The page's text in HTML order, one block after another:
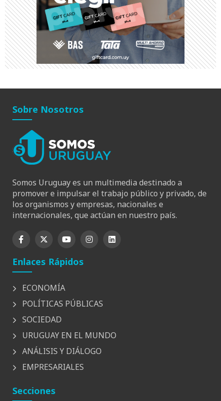
Sobre Nosotros
Somos Uruguay es un multimedia destinado a
promover e impulsar el trabajo público y privado, de
los organismos y empresas, nacionales e
internacionales, que actúan en nuestro país.
Enlaces Rápidos
ECONOMÍA
POLÍTICAS PÚBLICAS
SOCIEDAD
URUGUAY EN EL MUNDO
ANÁLISIS Y DIÁLOGO
EMPRESARIALES
Secciones